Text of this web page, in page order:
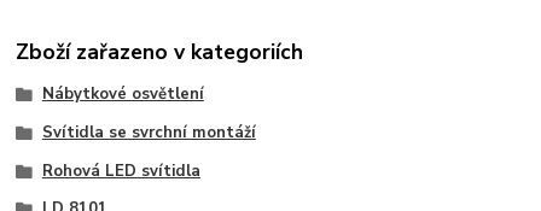
Zboží zařazeno v kategoriích
Nábytkové osvětlení
Svítidla se svrchní montáží
Rohová LED svítidla